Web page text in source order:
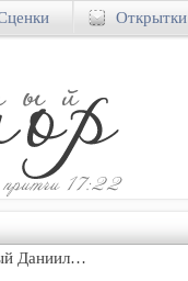
Даниил…
Открытки